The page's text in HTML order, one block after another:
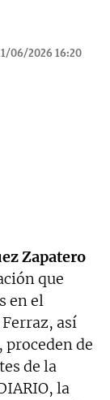
06/2026 16:20
Zapatero
que
en el
así
proceden de
de la
la